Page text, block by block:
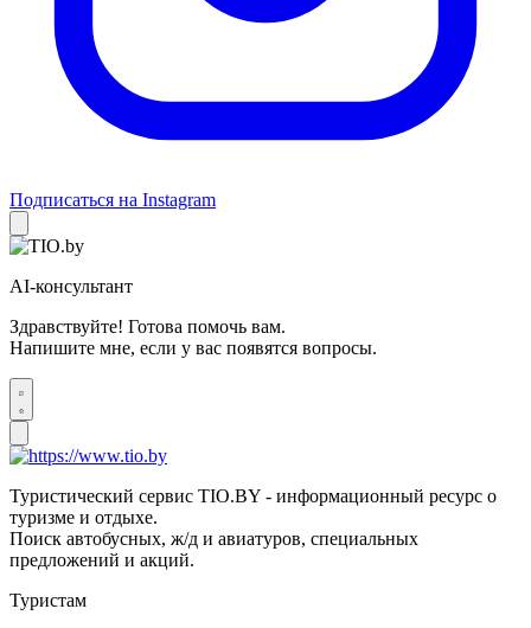
Подписаться на Instagram
AI-консультант
Здравствуйте! Готова помочь вам.
Напишите мне, если у вас появятся вопросы.
Туристический сервис TIO.BY - информационный ресурс о
туризме и отдыхе.
Поиск автобусных, ж/д и авиатуров, специальных
предложений и акций.
Туристам